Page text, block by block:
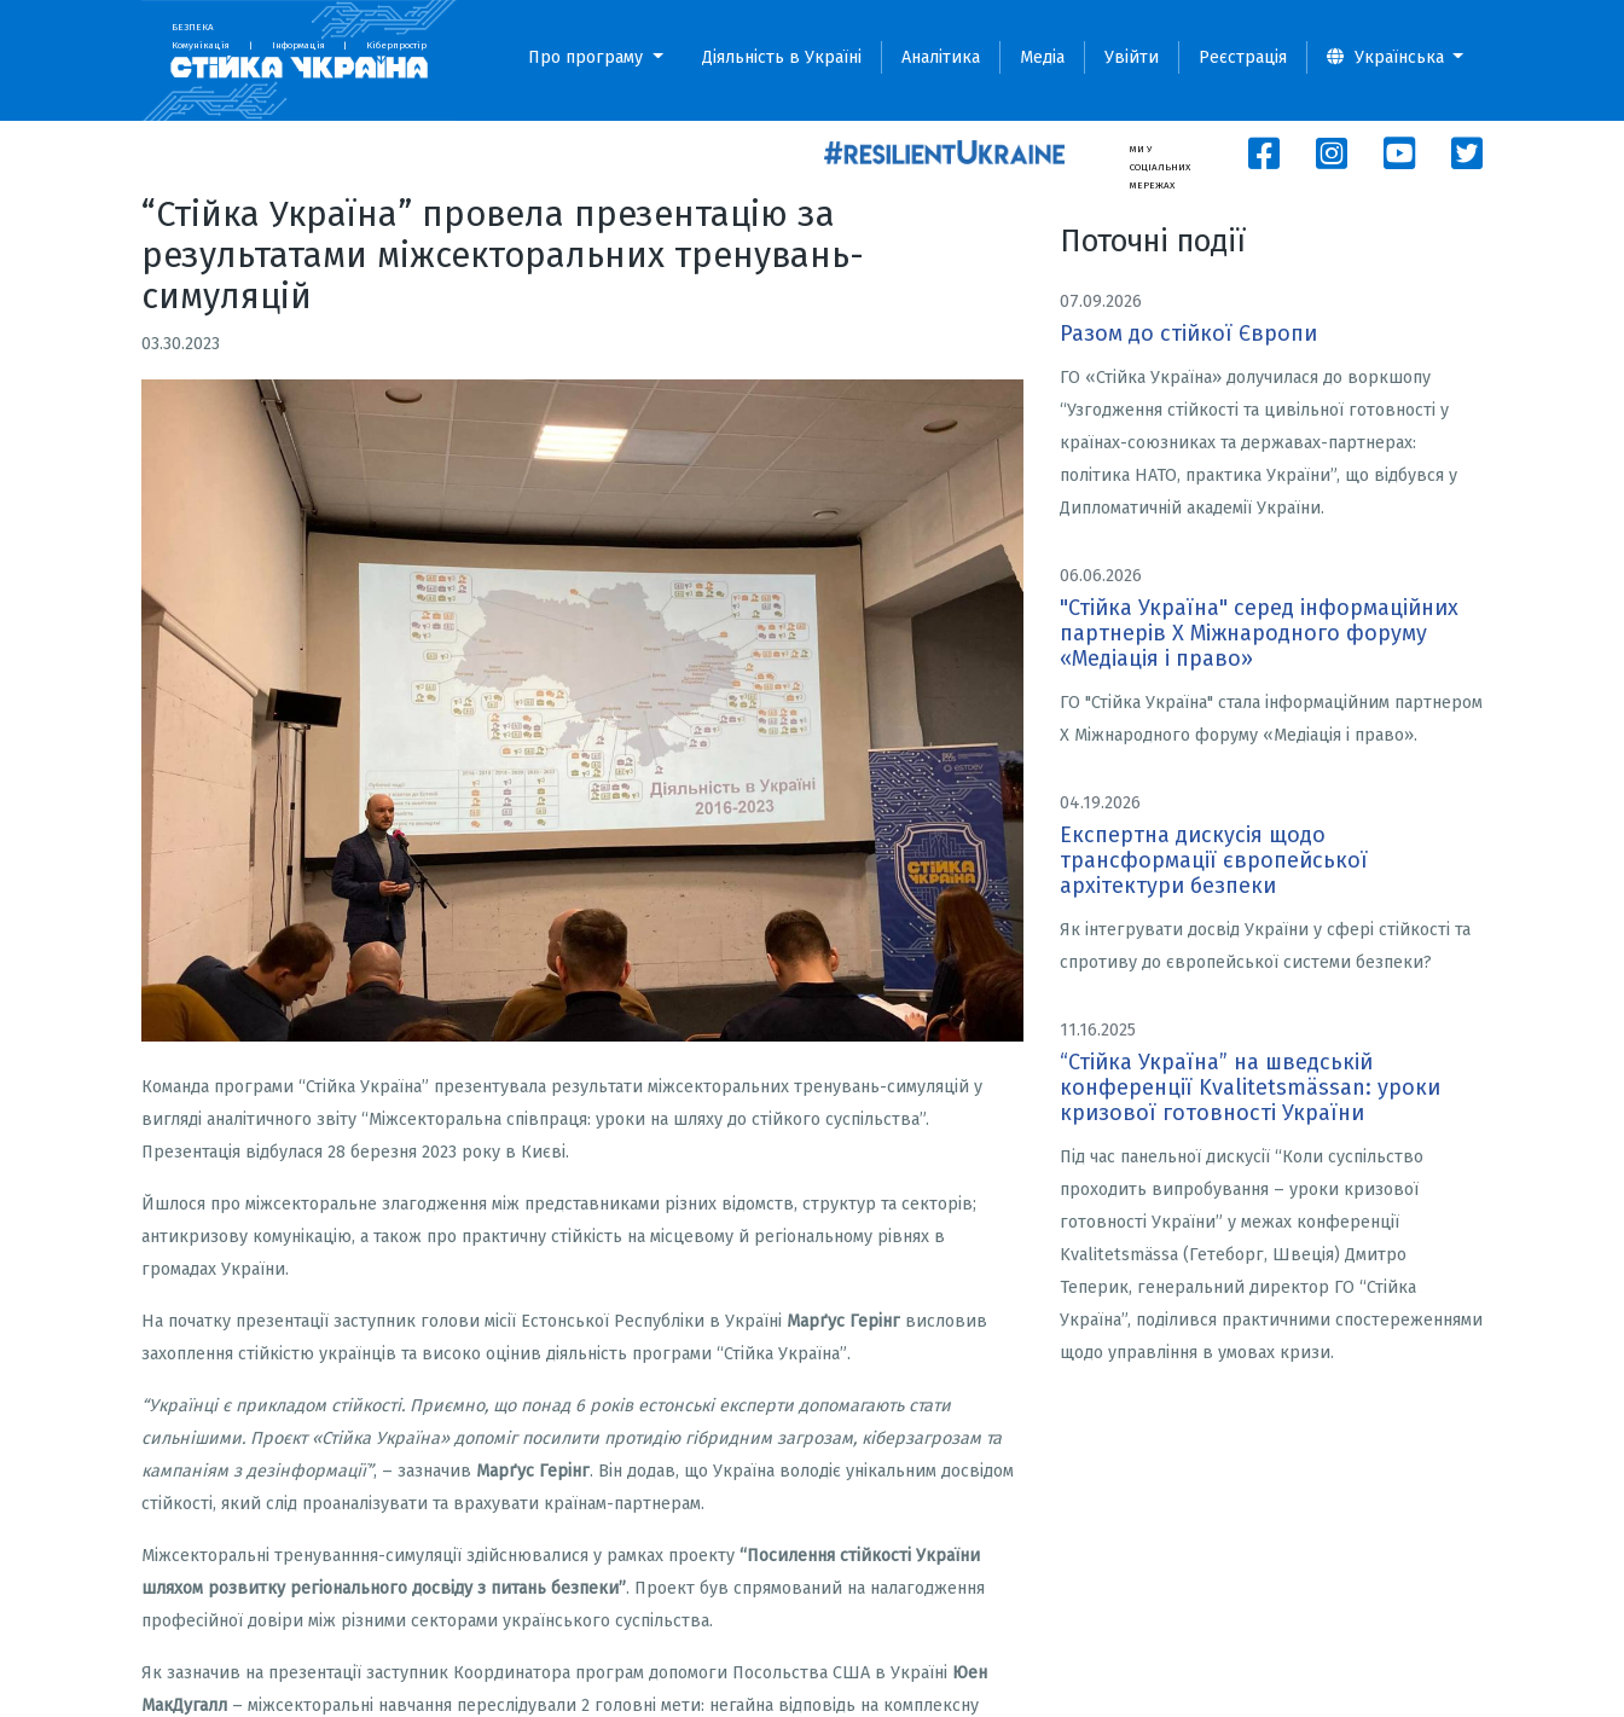
БЕЗПЕКА
Комунікація
| Інформація | Кіберпростір
Про програму Діяльність в Україні Аналітика Медіа Увійти Реєстрація Українська
МИ У
СОЦІАЛЬНИХ
МЕРЕЖАХ
“Стійка Україна” провела презентацію за
результатами міжсекторальних тренувань-
симуляцій
03.30.2023
Команда програми “Стійка Україна” презентувала результати міжсекторальних тренувань-симуляцій у
вигляді аналітичного звіту “Міжсекторальна співпраця: уроки на шляху до стійкого суспільства”.
Презентація відбулася 28 березня 2023 року в Києві.
Йшлося про міжсекторальне злагодження між представниками різних відомств, структур та секторів;
антикризову комунікацію, а також про практичну стійкість на місцевому й регіональному рівнях в
громадах України.
На початку презентації заступник голови місії Естонської Республіки в Україні Марґус Герінг висловив
захоплення стійкістю українців та високо оцінив діяльність програми “Стійка Україна”.
“Українці є прикладом стійкості. Приємно, що понад 6 років естонські експерти допомагають стати
сильнішими. Проєкт «Стійка Україна» допоміг посилити протидію гібридним загрозам, кіберзагрозам та
кампаніям з дезінформації”, – зазначив Марґус Герінг. Він додав, що Україна володіє унікальним досвідом
стійкості, який слід проаналізувати та врахувати країнам-партнерам.
Міжсекторальні тренуванння-симуляції здійснювалися у рамках проекту “Посилення стійкості України
шляхом розвитку регіонального досвіду з питань безпеки”. Проект був спрямований на налагодження
професійної довіри між різними секторами українського суспільства.
Як зазначив на презентації заступник Координатора програм допомоги Посольства США в Україні Юен
МакДугалл – міжсекторальні навчання переслідували 2 головні мети: негайна відповідь на комплексну
Поточні події
07.09.2026
Разом до стійкої Європи
ГО «Стійка Україна» долучилася до воркшопу
“Узгодження стійкості та цивільної готовності у
країнах-союзниках та державах-партнерах:
політика НАТО, практика України”, що відбувся у
Дипломатичній академії України.
06.06.2026
"Стійка Україна" серед інформаційних
партнерів X Міжнародного форуму
«Медіація і право»
ГО "Стійка Україна" стала інформаційним партнером
X Міжнародного форуму «Медіація і право».
04.19.2026
Експертна дискусія щодо
трансформації європейської
архітектури безпеки
Як інтегрувати досвід України у сфері стійкості та
спротиву до європейської системи безпеки?
11.16.2025
“Стійка Україна” на шведській
конференції Kvalitetsmässan: уроки
кризової готовності України
Під час панельної дискусії “Коли суспільство
проходить випробування – уроки кризової
готовності України” у межах конференції
Kvalitetsmässa (Гетеборг, Швеція) Дмитро
Теперик, генеральний директор ГО “Стійка
Україна”, поділився практичними спостереженнями
щодо управління в умовах кризи.